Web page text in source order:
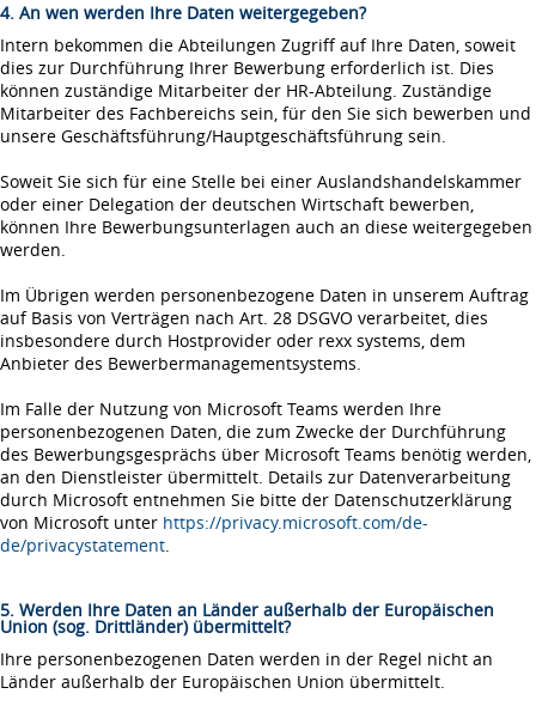
4. An wen werden Ihre Daten weitergegeben?
Intern bekommen die Abteilungen Zugriff auf Ihre Daten, soweit
dies zur Durchführung Ihrer Bewerbung erforderlich ist. Dies
können zuständige Mitarbeiter der HR-Abteilung. Zuständige
Mitarbeiter des Fachbereichs sein, für den Sie sich bewerben und
unsere Geschäftsführung/Hauptgeschäftsführung sein.
Soweit Sie sich für eine Stelle bei einer Auslandshandelskammer
oder einer Delegation der deutschen Wirtschaft bewerben,
können Ihre Bewerbungsunterlagen auch an diese weitergegeben
werden.
Im Übrigen werden personenbezogene Daten in unserem Auftrag
auf Basis von Verträgen nach Art. 28 DSGVO verarbeitet, dies
insbesondere durch Hostprovider oder rexx systems, dem
Anbieter des Bewerbermanagementsystems.
Im Falle der Nutzung von Microsoft Teams werden Ihre
personenbezogenen Daten, die zum Zwecke der Durchführung
des Bewerbungsgesprächs über Microsoft Teams benötig werden,
an den Dienstleister übermittelt. Details zur Datenverarbeitung
durch Microsoft entnehmen Sie bitte der Datenschutzerklärung
von Microsoft unter https://privacy.microsoft.com/de-
de/privacystatement.
5. Werden Ihre Daten an Länder außerhalb der Europäischen
Union (sog. Drittländer) übermittelt?
Ihre personenbezogenen Daten werden in der Regel nicht an
Länder außerhalb der Europäischen Union übermittelt.